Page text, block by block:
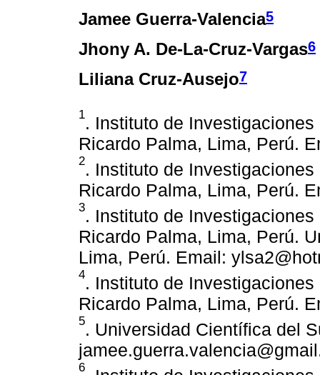
Jamee Guerra-Valencia5
Jhony A. De-La-Cruz-Vargas6
Liliana Cruz-Ausejo7
1. Instituto de
Ricardo Palma, Lima, Perú.
2. Instituto de
Ricardo Palma, Lima, Perú.
3. Instituto de
Ricardo Palma, Lima, Perú.
Lima, Perú. Email:
4. Instituto de
Ricardo Palma, Lima, Perú.
5. Universidad Científica del
6